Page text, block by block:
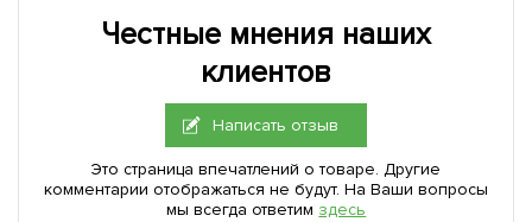
Честные мнения наших
клиентов
Написать отзыв
Это страница впечатлений о товаре. Другие
комментарии отображаться не будут. На Ваши вопросы
мы всегда ответим здесь